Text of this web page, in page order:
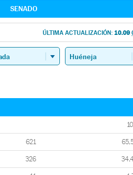
SENADO
ÚLTIMA ACTUALIZACIÓN: 10.09
621
326